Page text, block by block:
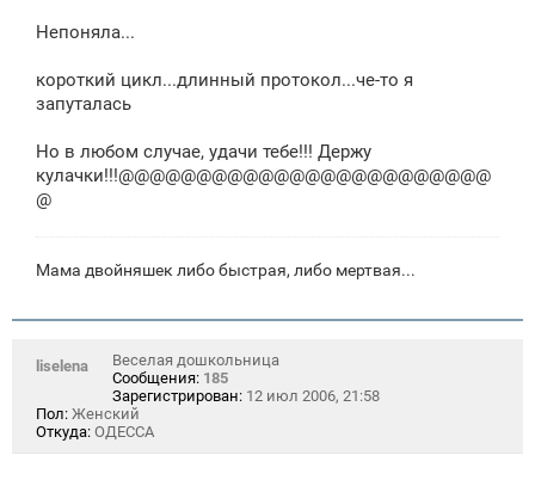
б
н
и
Непоняла...
короткий цикл...длинный протокол...че-то я
запуталась
Но в любом случае, удачи тебе!!! Держу
кулачки!!!@@@@@@@@@@@@@@@@@@@@@@@@
@
Мама двойняшек либо быстрая, либо мертвая...
liselena
Веселая дошкольница
Сообщения: 185
Зарегистрирован: 12 июл 2006, 21:58
Пол: Женский
Откуда: ОДЕССА